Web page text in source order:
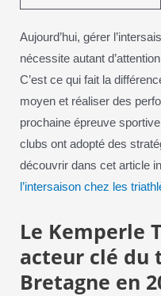
Aujourd’hui, gérer
nécessite autant
C’est ce qui fait la
moyen et réaliser des
prochaine épreuve
clubs ont adopté des
découvrir dans cet article
l’intersaison chez les
Le Kemperle
acteur clé du
Bretagne en